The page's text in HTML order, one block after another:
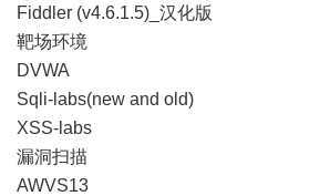
Fiddler (v4.6.1.5)_汉化版
靶场环境
DVWA
Sqli-labs(new and old)
XSS-labs
漏洞扫描
AWVS13